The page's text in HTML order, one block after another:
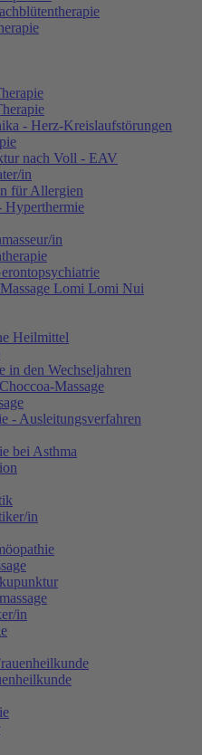
- Herz-Kreislaufstörungen
nach Voll - EAV
in
für Allergien
Hyperthermie
in
Lomi Lomi Nui
Heilmittel
in den Wechseljahren
Massage
- Ausleitungsverfahren
bei Asthma
in
in